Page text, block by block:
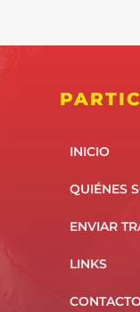
INICIO
QUIÉNES
ENVIAR
LINKS